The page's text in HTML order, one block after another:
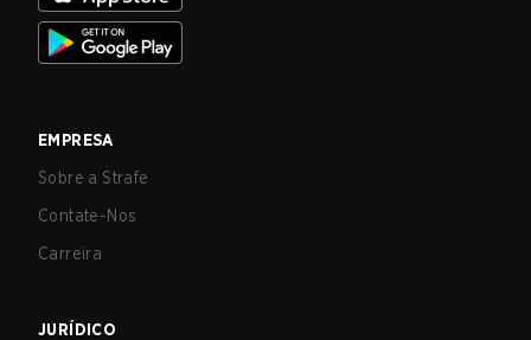
EMPRESA
Sobre a Strafe
Contate-Nos
Carreira
JURÍDICO